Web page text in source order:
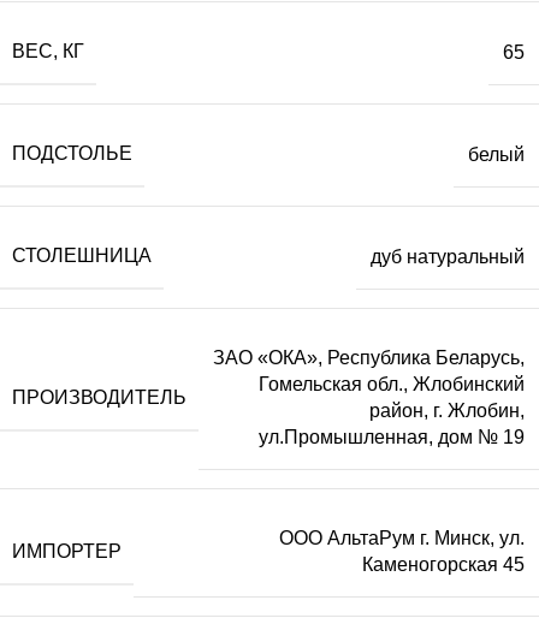
ВЕС, КГ 65
ПОДСТОЛЬЕ белый
СТОЛЕШНИЦА дуб натуральный
ПРОИЗВОДИТЕЛЬ
ЗАО «ОКА», Республика Беларусь,
Гомельская обл., Жлобинский
район, г. Жлобин,
ул.Промышленная, дом № 19
ИМПОРТЕР
ООО АльтаРум г. Минск, ул.
Каменогорская 45